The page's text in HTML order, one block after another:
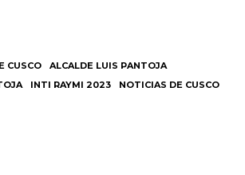
CUSCO
ALCALDE LUIS PANTOJA
INTI RAYMI 2023 NOTICIAS DE CUSCO